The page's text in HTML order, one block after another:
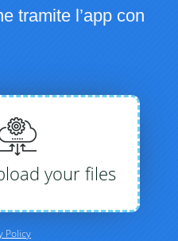
tramite l’app con